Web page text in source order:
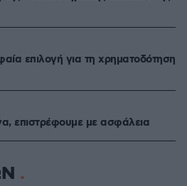
επιλογή για τη χρηματοδότηση
επιστρέφουμε με ασφάλεια